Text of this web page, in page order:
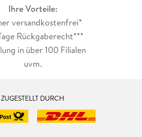
Ihre Vorteile:
versandkostenfrei*
Rückgaberecht***
in über 100 Filialen
uvm.
ZUGESTELLT DURCH